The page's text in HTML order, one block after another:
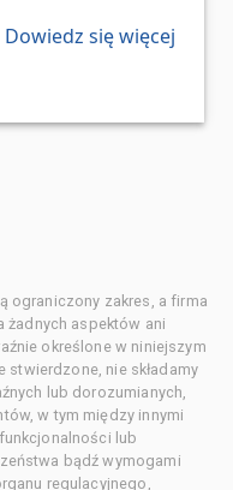
Dowiedz się więcej
ograniczony zakres, a firma
żadnych aspektów ani
określone w niniejszym
stwierdzone, nie składamy
lub dorozumianych,
w tym między innymi
lub
bądź wymogami
regulacyjnego,